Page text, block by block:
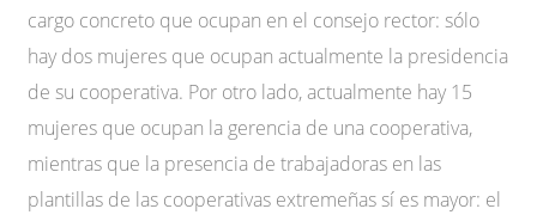
cargo concreto que ocupan en el consejo rector: sólo
hay dos mujeres que ocupan actualmente la presidencia
de su cooperativa. Por otro lado, actualmente hay 15
mujeres que ocupan la gerencia de una cooperativa,
mientras que la presencia de trabajadoras en las
plantillas de las cooperativas extremeñas sí es mayor: el